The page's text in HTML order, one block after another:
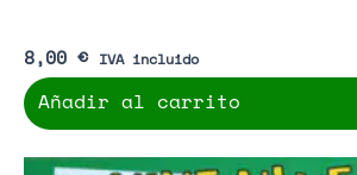
8,00 € IVA incluido
Añadir al carrito